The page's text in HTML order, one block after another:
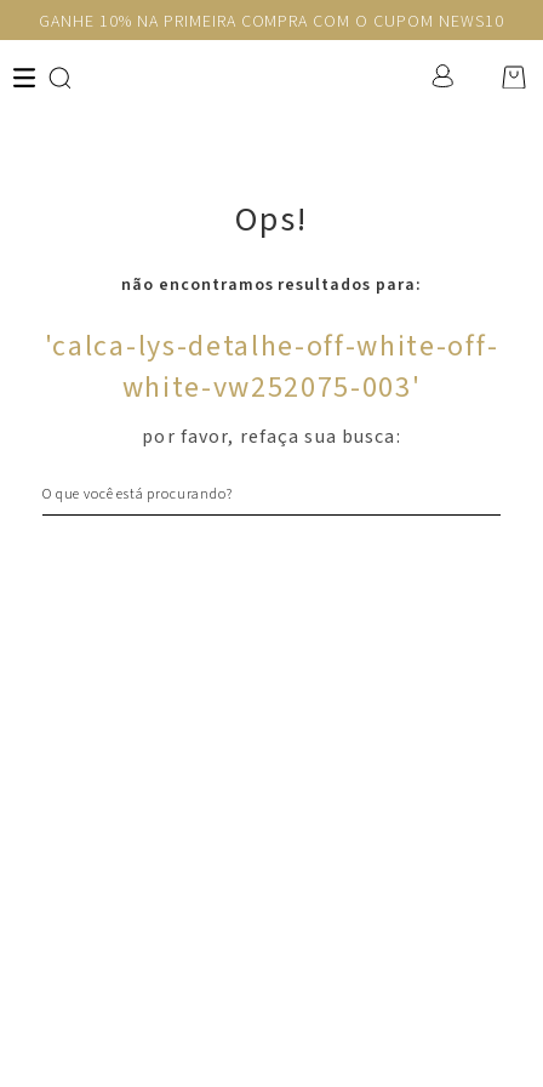
GANHE 10% NA PRIMEIRA COMPRA COM O CUPOM NEWS10
Ops!
não encontramos resultados para:
'calca-lys-detalhe-off-white-off-
white-vw252075-003'
por favor, refaça sua busca: